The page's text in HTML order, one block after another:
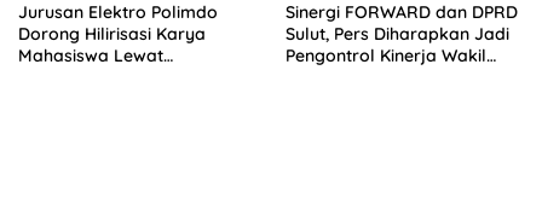
Jurusan Elektro Polimdo
Dorong Hilirisasi Karya
Mahasiswa Lewat
Sinergi FORWARD dan DPRD
Sulut, Pers Diharapkan Jadi
Pengontrol Kinerja Wakil